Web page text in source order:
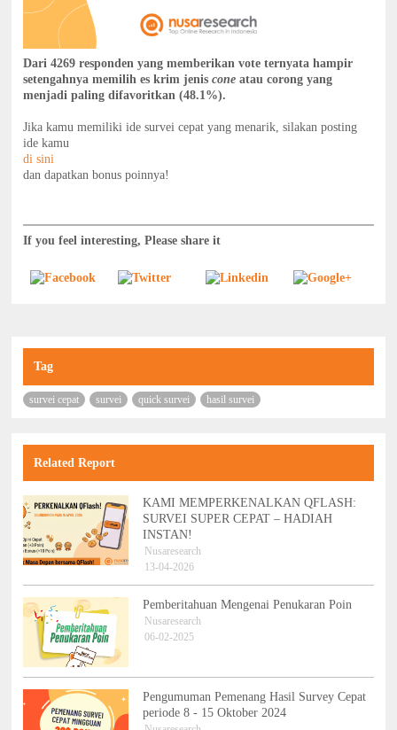
Dari 4269 responden yang memberikan vote ternyata hampir
setengahnya memilih es krim jeniscone atau corong yang
menjadi paling difavoritkan (48.1%).
Jika kamu memiliki ide survei cepat yang menarik, silakan posting
ide kamu
di sini
dan dapatkan bonus poinnya!
If you feel interesting, Please share it
Tag
survei cepat survei quick survei hasil survei
Related Report
KAMI MEMPERKENALKAN QFLASH:
SURVEI SUPER CEPAT – HADIAH
INSTAN!
Nusaresearch
13-04-2026
Pemberitahuan Mengenai Penukaran Poin
Nusaresearch
06-02-2025
Pengumuman Pemenang Hasil Survey Cepat
periode 8 - 15 Oktober 2024